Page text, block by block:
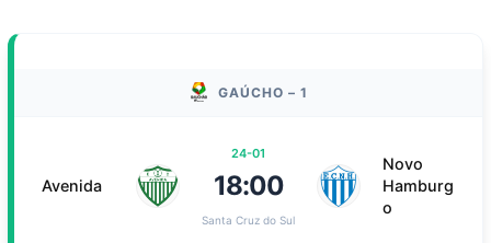
GAÚCHO – 1
Avenida
24-01
18:00
Santa Cruz do Sul
Novo
Hamburg
o